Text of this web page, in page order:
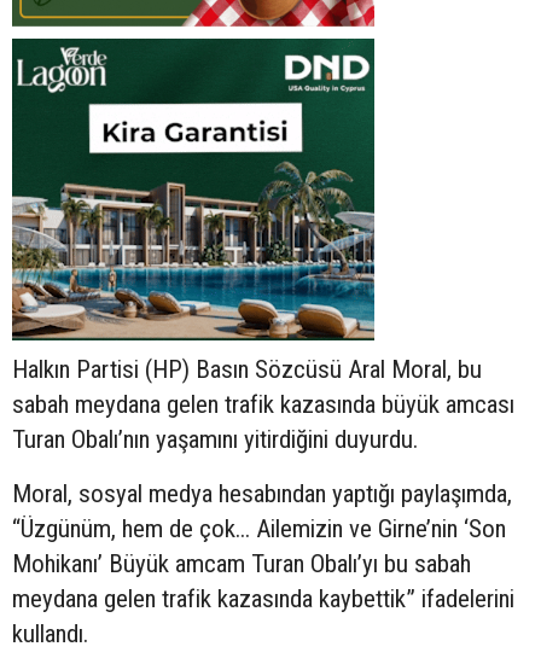
Halkın Partisi (HP) Basın Sözcüsü Aral Moral, bu
sabah meydana gelen trafik kazasında büyük amcası
Turan Obalı’nın yaşamını yitirdiğini duyurdu.
Moral, sosyal medya hesabından yaptığı paylaşımda,
“Üzgünüm, hem de çok... Ailemizin ve Girne’nin ‘Son
Mohikanı’ Büyük amcam Turan Obalı’yı bu sabah
meydana gelen trafik kazasında kaybettik” ifadelerini
kullandı.